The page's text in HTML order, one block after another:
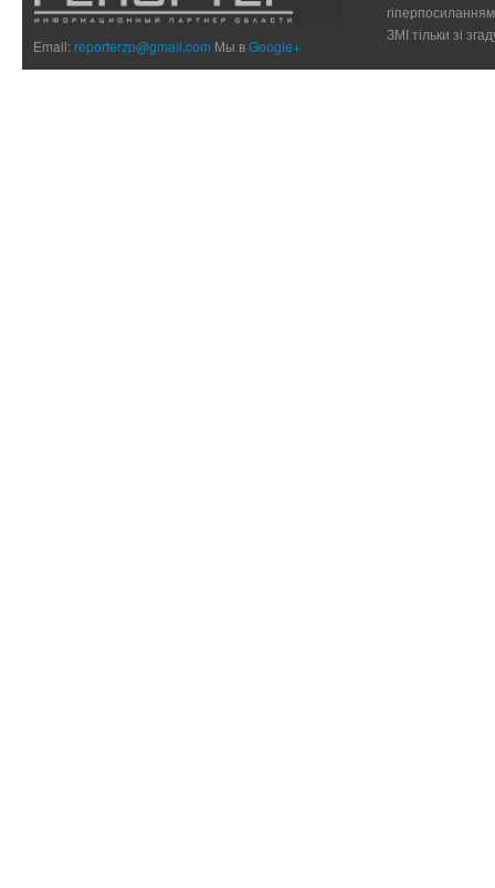
Email:reporterzp@gmail.com Мы вGoogle+
ЗМІ тільки зі